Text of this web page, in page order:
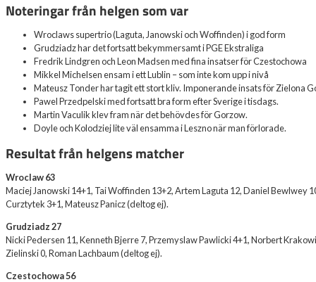
Noteringar från helgen som var
Wroclaws supertrio (Laguta, Janowski och Woffinden) i god form
Grudziadz har det fortsatt bekymmersamt i PGE Ekstraliga
Fredrik Lindgren och Leon Madsen med fina insatser för Czestochowa
Mikkel Michelsen ensam i ett Lublin – som inte kom upp i nivå
Mateusz Tonder har tagit ett stort kliv. Imponerande insats för Zielona
Pawel Przedpelski med fortsatt bra form efter Sverige i tisdags.
Martin Vaculik klev fram när det behövdes för Gorzow.
Doyle och Kolodziej lite väl ensamma i Leszno när man förlorade.
Resultat från helgens matcher
Wroclaw 63
Maciej Janowski 14+1, Tai Woffinden 13+2, Artem Laguta 12, Daniel Bewlwey
Curztytek 3+1, Mateusz Panicz (deltog ej).
Grudziadz 27
Nicki Pedersen 11, Kenneth Bjerre 7, Przemyslaw Pawlicki 4+1, Norbert
Zielinski 0, Roman Lachbaum (deltog ej).
Czestochowa 56